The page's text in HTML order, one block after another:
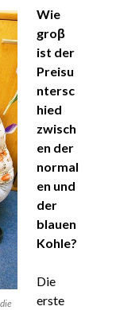
Wie
groβ
ist der
Preisu
ntersc
hied
zwisch
en der
normal
en und
der
blauen
Kohle?
Die
erste